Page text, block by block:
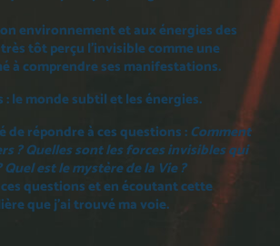
environnement et aux énergies des
tôt perçu l’invisible comme une
à comprendre ses manifestations.
: le monde subtil et les énergies.
de répondre à ces questions : Comment
? Quelles sont les forces invisibles qui
est le mystère de la Vie ?
questions et en écoutant cette
que j’ai trouvé ma voie.